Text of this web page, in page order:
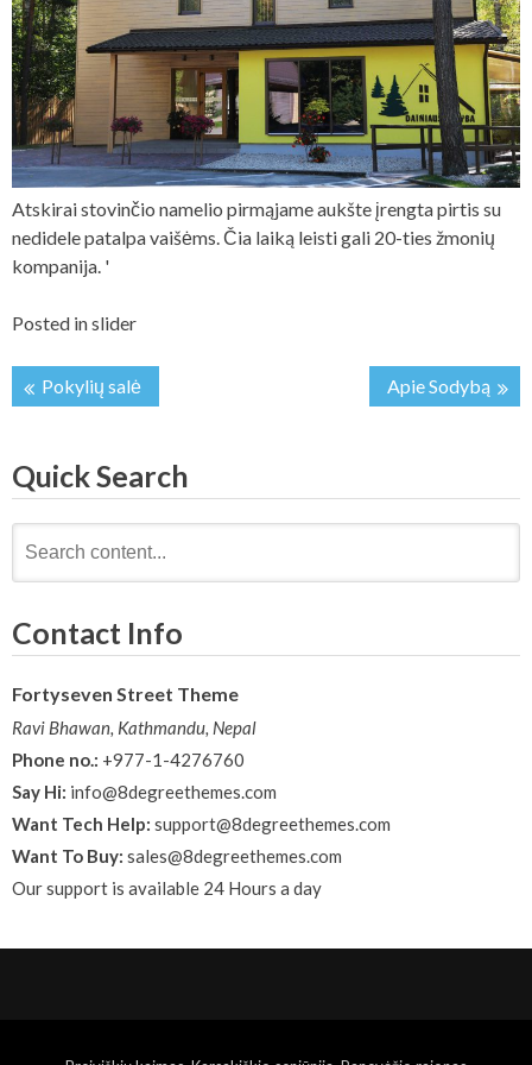
Atskirai stovinčio namelio pirmąjame aukšte įrengta pirtis su
nedidele patalpa vaišėms. Čia laiką leisti gali 20-ties žmonių
kompanija. '
Posted inslider
navigation
Pokylių salė Apie Sodybą
Quick Search
for:
Contact Info
Fortyseven Street Theme
Ravi Bhawan, Kathmandu, Nepal
Phone no.: +977-1-4276760
Say Hi: info@8degreethemes.com
Want Tech Help: support@8degreethemes.com
Want To Buy: sales@8degreethemes.com
Our support is available 24 Hours a day